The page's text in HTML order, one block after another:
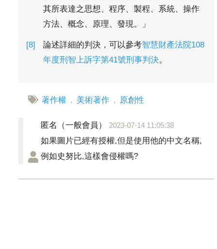
其所表達之思想、程序、製程、系統、操作
方法、概念、原理、發現。」
論述詳細的判決，可以參考智慧財產法院108
年度刑智上訴字第41號刑事判決。
著作權 ， 美術著作 ， 原創性
匿名（一般會員） 2023-07-14 11:05:38
如果圖片已經有授權,但是使用他的中文名稱,
例如史努比,這樣會侵權嗎?